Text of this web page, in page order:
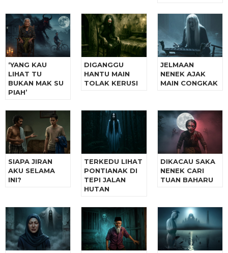
‘YANG KAU
LIHAT TU
BUKAN MAK SU
PIAH’
DIGANGGU
HANTU MAIN
TOLAK KERUSI
JELMAAN
NENEK AJAK
MAIN CONGKAK
SIAPA JIRAN
AKU SELAMA
INI?
TERKEDU LIHAT
PONTIANAK DI
TEPI JALAN
HUTAN
DIKACAU SAKA
NENEK CARI
TUAN BAHARU